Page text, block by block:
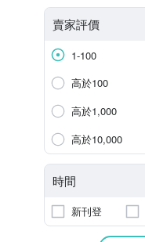
賣家評價
1-100
高於100
高於1,000
高於10,000
時間
新刊登